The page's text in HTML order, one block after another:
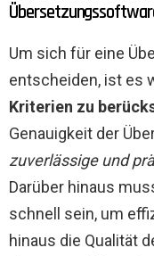
Um sich für eine
entscheiden, ist es
Kriterien zu
Genauigkeit der
zuverlässige und
Darüber hinaus
schnell sein, um
hinaus die Qualität